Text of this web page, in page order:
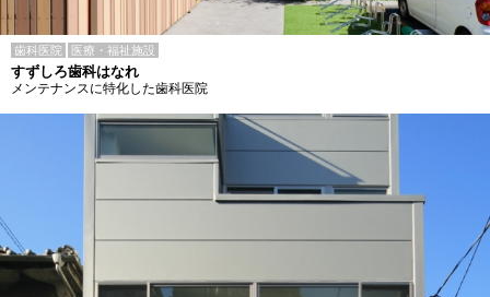
歯科医院 医療・福祉施設
すずしろ歯科はなれ
メンテナンスに特化した歯科医院